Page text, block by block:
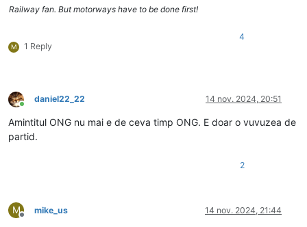
Railway fan. But motorways have to be done first!
M 1 Reply
4
Conectat
daniel22_22 14 nov. 2024, 20:51
Amintitul ONG nu mai e de ceva timp ONG. E doar o vuvuzea de
partid.
2
M
Deconectat
mike_us 14 nov. 2024, 21:44